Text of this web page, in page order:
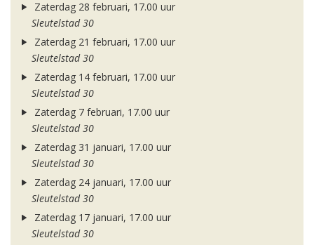
Zaterdag 28 februari, 17.00 uur
Sleutelstad 30
Zaterdag 21 februari, 17.00 uur
Sleutelstad 30
Zaterdag 14 februari, 17.00 uur
Sleutelstad 30
Zaterdag 7 februari, 17.00 uur
Sleutelstad 30
Zaterdag 31 januari, 17.00 uur
Sleutelstad 30
Zaterdag 24 januari, 17.00 uur
Sleutelstad 30
Zaterdag 17 januari, 17.00 uur
Sleutelstad 30